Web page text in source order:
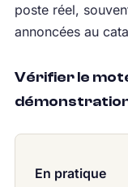
poste réel,
annoncées au
Vérifier le
En pratique